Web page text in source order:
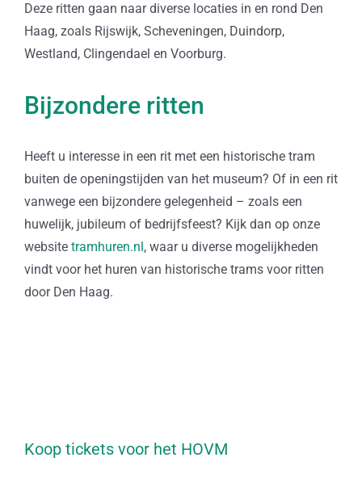
Deze ritten gaan naar diverse locaties in en rond Den
Haag, zoals Rijswijk, Scheveningen, Duindorp,
Westland, Clingendael en Voorburg.
Bijzondere ritten
Heeft u interesse in een rit met een historische tram
buiten de openingstijden van het museum? Of in een rit
vanwege een bijzondere gelegenheid – zoals een
huwelijk, jubileum of bedrijfsfeest? Kijk dan op onze
websitetramhuren.nl , waar u diverse mogelijkheden
vindt voor het huren van historische trams voor ritten
door Den Haag.
Koop tickets voor het HOVM